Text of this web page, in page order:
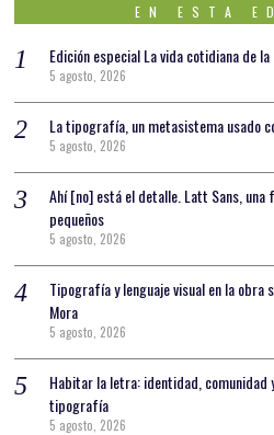
EN ESTA
Edición especial La vida cotidiana de
5 agosto, 2026
La tipografía, un metasistema usado
5 agosto, 2026
Ahí [no] está el detalle. Latt Sans,
pequeños
5 agosto, 2026
Tipografía y lenguaje visual en la obra
Mora
5 agosto, 2026
Habitar la letra: identidad, comunidad
tipografía
5 agosto, 2026